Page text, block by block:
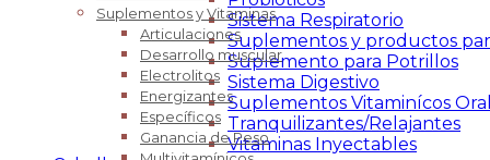
Sistema Respiratorio
Suplementos y productos
Suplemento para Potrillos
Sistema Digestivo
Suplementos Vitaminícos
Tranquilizantes/Relajantes
Vitaminas Inyectables
Suplementos y Vitaminas
Articulaciones
Desarrollo muscular
Electrolitos
Energizantes
Específicos
Ganancia de Peso